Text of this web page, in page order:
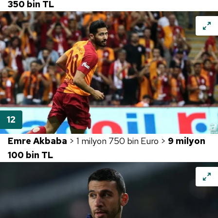
350 bin TL
Emre Akbaba > 1 milyon 750 bin Euro > 9 milyon
100 bin TL